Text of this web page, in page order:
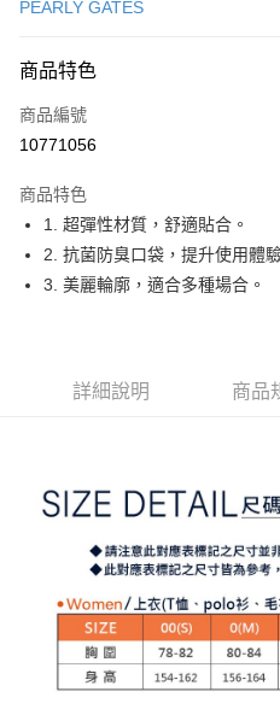
LINE Pay
Apple Pay
悠遊付
大哥付你分期
相關說明
成交易。
【繳款方式說明】
1.分期款項不併入電信帳單，「大哥
2.透過簡訊連結打開帳單後，可選擇
【注意事項】
1.本服務係由「台灣大哥大股份有限
用戶於交易時，得透過本服務購買商
【關於「AFTEE先享後付」】
AFTEE先享後付是「在收到商品之後
３．安心：先確認商品／服務後，再付
１．於結帳方式選擇「AFTEE先享後
結帳頁面，進行簡訊認證並確認金額
２．訂單成立數日內，您將收到繳費通
３．收到繳費通知簡訊後14天內，點
ATM／網路銀行／等多元方式進行付
※ 請注意：結帳手續完成當下不需立
購買商品的店家。未經商家同意取消
ATM付款
全家取貨付款
付款後全家取貨
免運費
萊爾富取貨付款
免運費
ṔEARLY GATES
商品特色
商品編號
10771056
商品特色
1. 超彈性材質，舒適貼合。
2. 抗菌防臭口袋，提升使用體驗
3. 美麗輪廓，適合多種場合。
詳細說明 商品